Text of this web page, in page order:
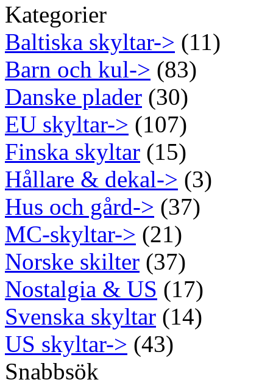
Kategorier
Baltiska skyltar-> (11)
Barn och kul-> (83)
Danske plader (30)
EU skyltar-> (107)
Finska skyltar (15)
Hållare & dekal-> (3)
Hus och gård-> (37)
MC-skyltar-> (21)
Norske skilter (37)
Nostalgia & US (17)
Svenska skyltar (14)
US skyltar-> (43)
Snabbsök